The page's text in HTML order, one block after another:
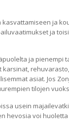
ja
ja
ja pienempi
asiat. Jos
tilojen
usein
hevosia voi